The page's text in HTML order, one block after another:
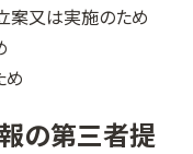
案又は実施のため
め
の第三者提